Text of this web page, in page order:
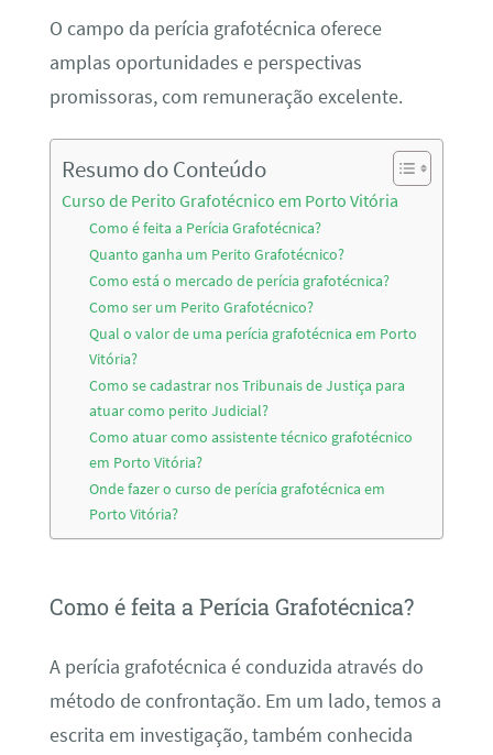
O campo da perícia grafotécnica oferece
amplas oportunidades e perspectivas
promissoras, com remuneração excelente.
Resumo do Conteúdo
Curso de Perito Grafotécnico em Porto Vitória
Como é feita a Perícia Grafotécnica?
Quanto ganha um Perito Grafotécnico?
Como está o mercado de perícia grafotécnica?
Como ser um Perito Grafotécnico?
Qual o valor de uma perícia grafotécnica em Porto
Vitória?
Como se cadastrar nos Tribunais de Justiça para
atuar como perito Judicial?
Como atuar como assistente técnico grafotécnico
em Porto Vitória?
Onde fazer o curso de perícia grafotécnica em
Porto Vitória?
Como é feita a Perícia Grafotécnica?
A perícia grafotécnica é conduzida através do
método de confrontação. Em um lado, temos a
escrita em investigação, também conhecida